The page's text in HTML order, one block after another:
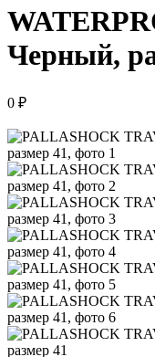
Черный,
0 ₽